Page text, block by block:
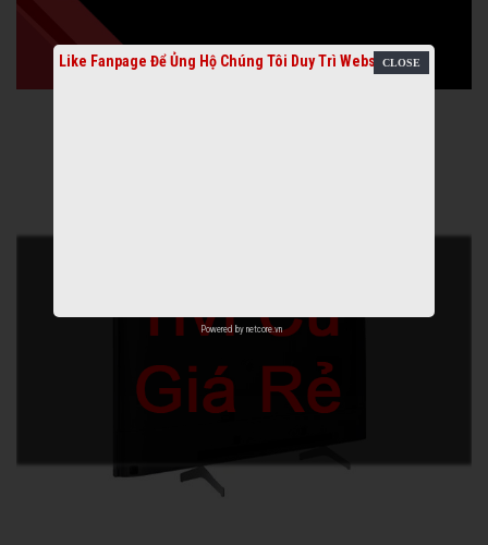
Like Fanpage Để Ủng Hộ Chúng Tôi Duy Trì Website
Powered by netcore.vn